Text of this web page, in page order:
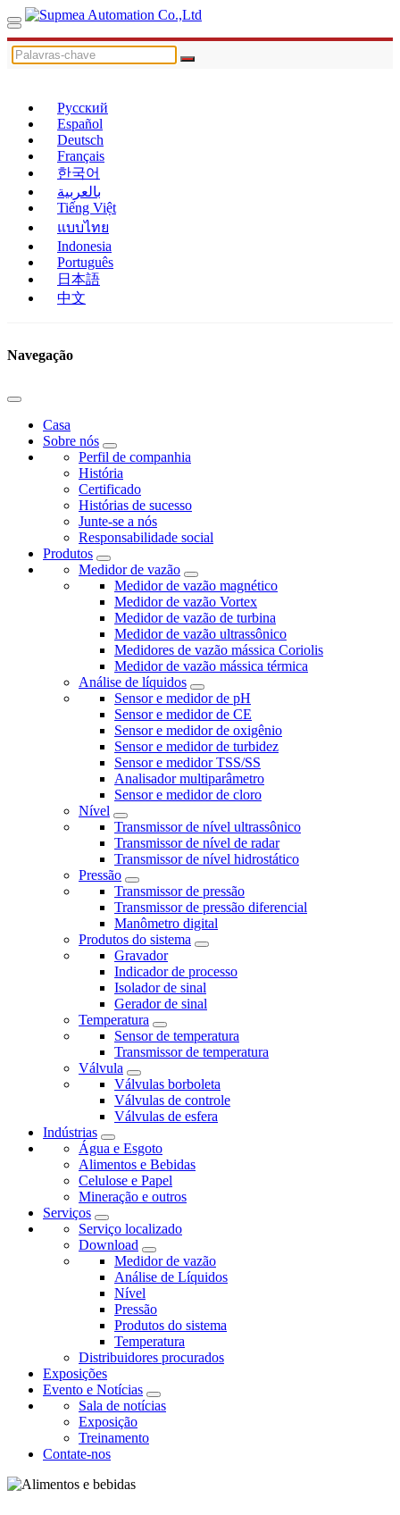
Русский
Español
Deutsch
Français
한국어
بالعربية
Tiếng Việt
แบบไทย
Indonesia
Português
日本語
中文
Navegação
Casa
Sobre nós
Perfil de companhia
História
Certificado
Histórias de sucesso
Junte-se a nós
Responsabilidade social
Produtos
Medidor de vazão
Medidor de vazão magnético
Medidor de vazão Vortex
Medidor de vazão de turbina
Medidor de vazão ultrassônico
Medidores de vazão mássica Coriolis
Medidor de vazão mássica térmica
Análise de líquidos
Sensor e medidor de pH
Sensor e medidor de CE
Sensor e medidor de oxigênio
Sensor e medidor de turbidez
Sensor e medidor TSS/SS
Analisador multiparâmetro
Sensor e medidor de cloro
Nível
Transmissor de nível ultrassônico
Transmissor de nível de radar
Transmissor de nível hidrostático
Pressão
Transmissor de pressão
Transmissor de pressão diferencial
Manômetro digital
Produtos do sistema
Gravador
Indicador de processo
Isolador de sinal
Gerador de sinal
Temperatura
Sensor de temperatura
Transmissor de temperatura
Válvula
Válvulas borboleta
Válvulas de controle
Válvulas de esfera
Indústrias
Água e Esgoto
Alimentos e Bebidas
Celulose e Papel
Mineração e outros
Serviços
Serviço localizado
Download
Medidor de vazão
Análise de Líquidos
Nível
Pressão
Produtos do sistema
Temperatura
Distribuidores procurados
Exposições
Evento e Notícias
Sala de notícias
Exposição
Treinamento
Contate-nos